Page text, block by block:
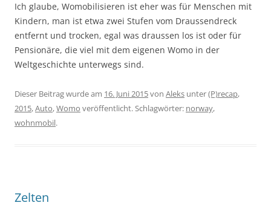
Ich glaube, Womobilisieren ist eher was für Menschen mit
Kindern, man ist etwa zwei Stufen vom Draussendreck
entfernt und trocken, egal was draussen los ist oder für
Pensionäre, die viel mit dem eigenen Womo in der
Weltgeschichte unterwegs sind.
Dieser Beitrag wurde am 16. Juni 2015von Aleks unter(P)recap,
2015,Auto,Womo veröffentlicht. Schlagwörter: norway,
wohnmobil.
Zelten